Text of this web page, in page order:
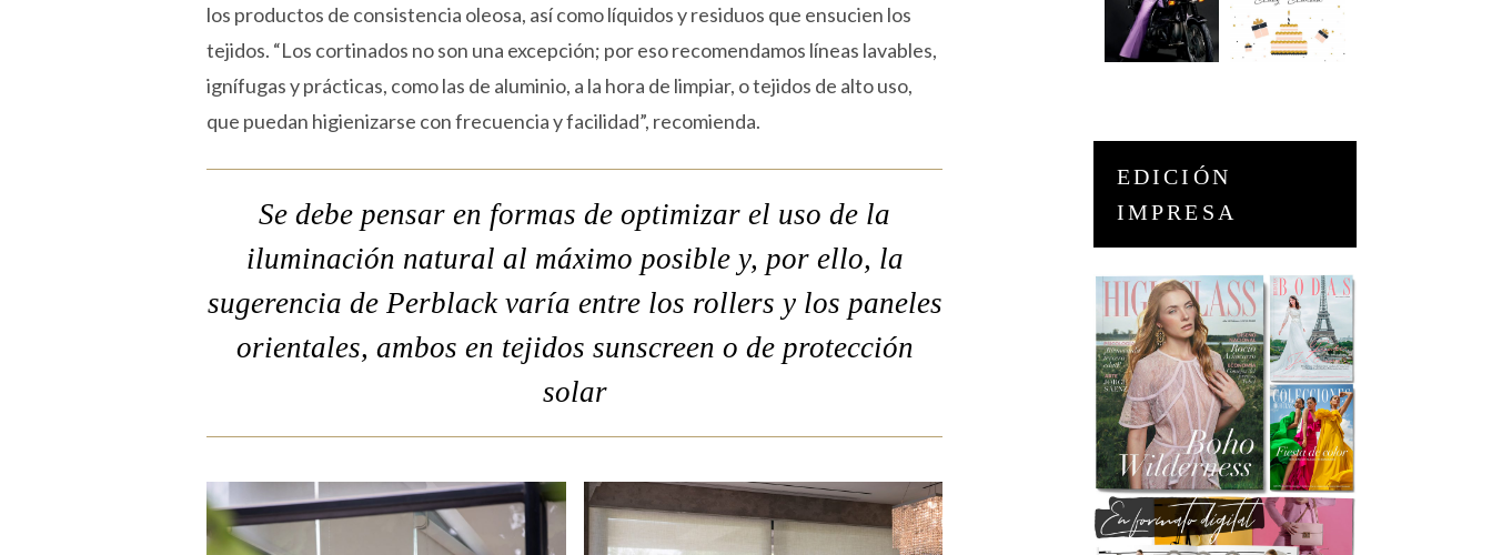
los productos de consistencia oleosa, así como líquidos y residuos que ensucien los
tejidos. “Los cortinados no son una excepción; por eso recomendamos líneas lavables,
ignífugas y prácticas, como las de aluminio, a la hora de limpiar, o tejidos de alto uso,
que puedan higienizarse con frecuencia y facilidad”, recomienda.
Se debe pensar en formas de optimizar el uso de la
iluminación natural al máximo posible y, por ello, la
sugerencia de Perblack varía entre los rollers y los paneles
orientales, ambos en tejidos sunscreen o de protección
solar
EDICIÓN
IMPRESA